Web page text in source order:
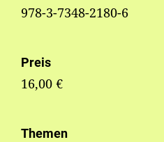
978-3-7348-2180-6
Preis
16,00 €
Themen